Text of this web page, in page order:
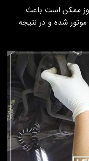
ممکن است باعث
شده و در نتیجه